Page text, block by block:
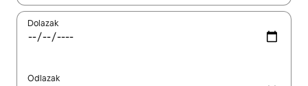
Dolazak
Odlazak